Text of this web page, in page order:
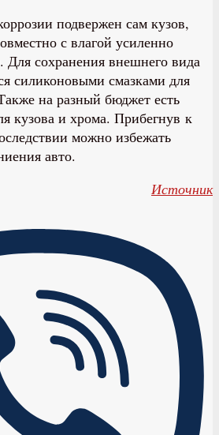
подвержен сам кузов,
с влагой усиленно
Для сохранения внешнего вида
силиконовыми смазками для
на разный бюджет есть
кузова и хрома. Прибегнув к
можно избежать
авто.
Источник